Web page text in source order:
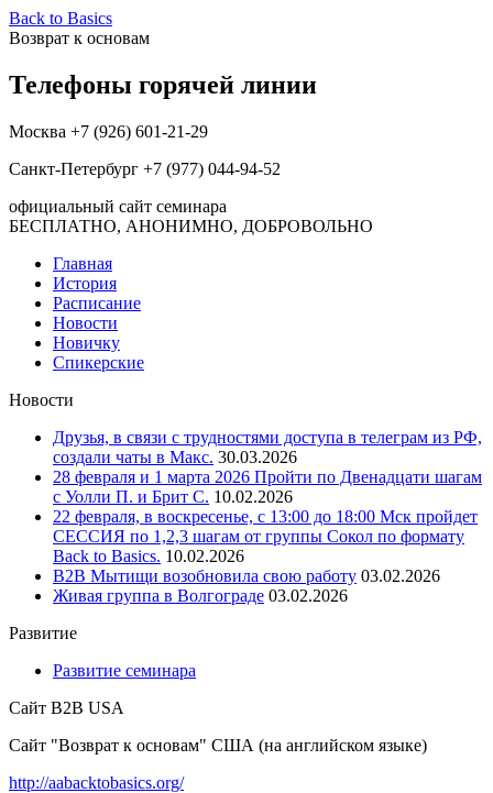
Back to Basics
Возврат к основам
Телефоны горячей линии
Москва +7 (926) 601-21-29
Санкт-Петербург +7 (977) 044-94-52
официальный сайт семинара
БЕСПЛАТНО, АНОНИМНО, ДОБРОВОЛЬНО
Главная
История
Расписание
Новости
Новичку
Спикерские
Новости
Друзья, в связи с трудностями доступа в телеграм из РФ,
создали чаты в Макс. 30.03.2026
28 февраля и 1 марта 2026 Пройти по Двенадцати шагам
с Уолли П. и Брит С. 10.02.2026
22 февраля, в воскресенье, с 13:00 до 18:00 Мск пройдет
СЕССИЯ по 1,2,3 шагам от группы Сокол по формату
Back to Basics. 10.02.2026
В2В Мытищи возобновила свою работу 03.02.2026
Живая группа в Волгограде 03.02.2026
Развитие
Развитие семинара
Сайт B2B USA
Сайт "Возврат к основам" США (на английском языке)
http://aabacktobasics.org/